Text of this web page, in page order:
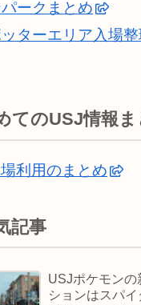
ークまとめ
ターエリア入場整
てのUSJ情報
利用のまとめ
記事
USJポケモンの
ションはスパ